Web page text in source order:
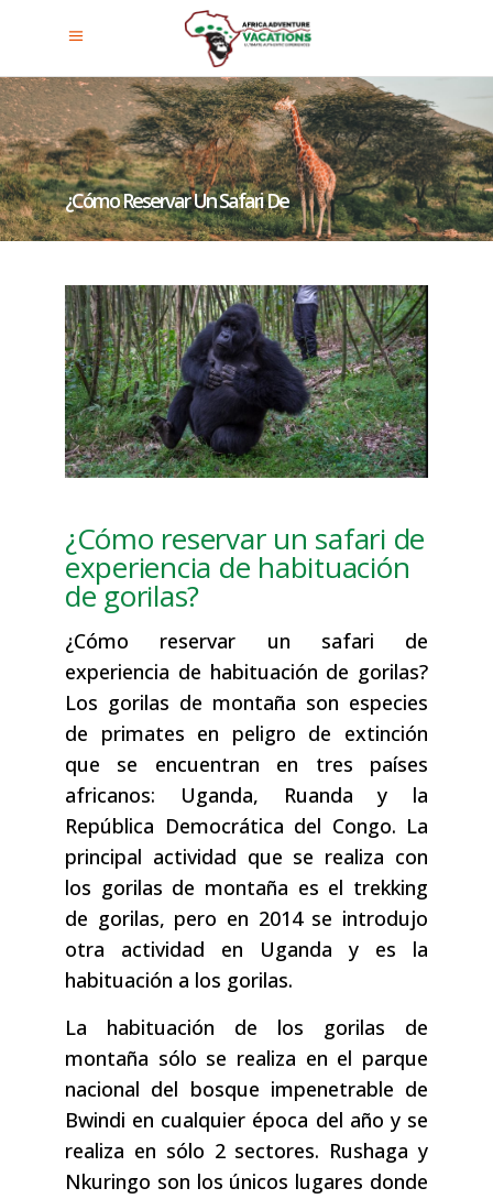
¿Cómo Reservar Un Safari De
Gorilas?
¿Cómo reservar un safari de
experiencia de habituación
de gorilas?
¿Cómo reservar un safari de
experiencia de habituación de gorilas?
Los gorilas de montaña son especies
de primates en peligro de extinción
que se encuentran en tres países
africanos: Uganda, Ruanda y la
República Democrática del Congo. La
principal actividad que se realiza con
los gorilas de montaña es el trekking
de gorilas, pero en 2014 se introdujo
otra actividad en Uganda y es la
habituación a los gorilas.
La habituación de los gorilas de
montaña sólo se realiza en el parque
nacional del bosque impenetrable de
Bwindi en cualquier época del año y se
realiza en sólo 2 sectores. Rushaga y
Nkuringo son los únicos lugares donde